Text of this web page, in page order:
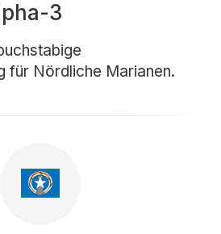
3
für Nördliche Marianen.